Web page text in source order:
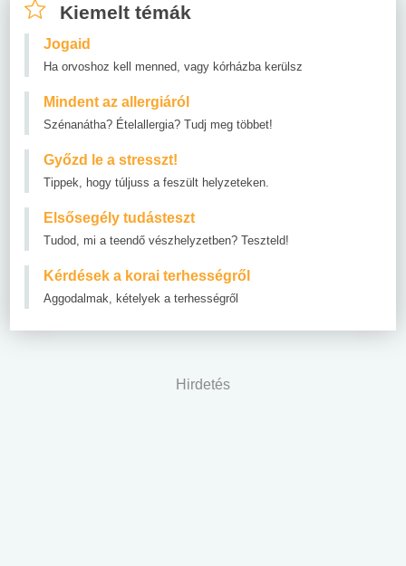
Kiemelt témák
Jogaid
Ha orvoshoz kell menned, vagy kórházba kerülsz
Mindent az allergiáról
Szénanátha? Ételallergia? Tudj meg többet!
Győzd le a stresszt!
Tippek, hogy túljuss a feszült helyzeteken.
Elsősegély tudásteszt
Tudod, mi a teendő vészhelyzetben? Teszteld!
Kérdések a korai terhességről
Aggodalmak, kételyek a terhességről
Hirdetés